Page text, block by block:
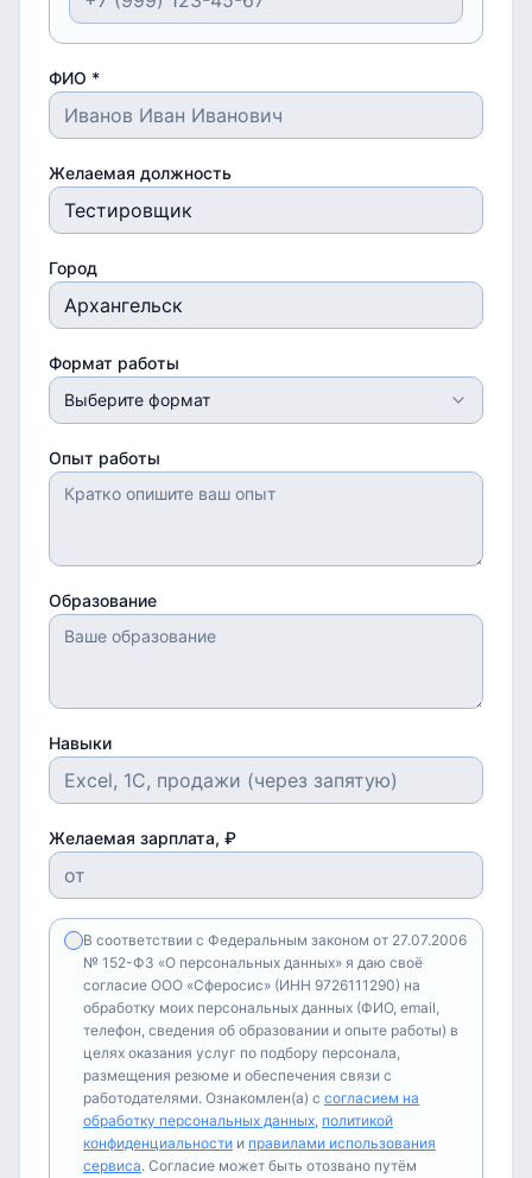
ФИО *
Желаемая должность
Город
Формат работы
Выберите формат
Опыт работы
Образование
Навыки
Желаемая зарплата, ₽
В соответствии с Федеральным законом от 27.07.2006
№ 152-ФЗ «О персональных данных» я даю своё
согласие ООО «Сферосис» (ИНН 9726111290) на
обработку моих персональных данных (ФИО, email,
телефон, сведения об образовании и опыте работы) в
целях оказания услуг по подбору персонала,
размещения резюме и обеспечения связи с
работодателями. Ознакомлен(а) с согласием на
обработку персональных данных, политикой
конфиденциальности и правилами использования
сервиса. Согласие может быть отозвано путём